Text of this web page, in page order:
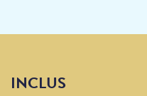
INCLUS